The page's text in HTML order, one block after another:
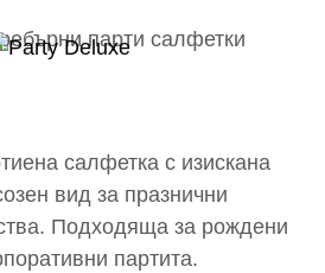
ПАРТИ
ПАРТИ
парти салфетки